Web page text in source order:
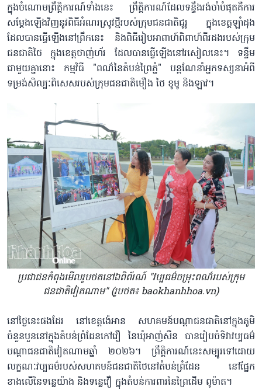
ក្នុងចំណោមព្រឹត្តិការណ៍ទាំងនេះ ព្រឹត្តិការណ៍ដែលទន្ទឹងរង់ចាំបំផុតគឺការ
សម្តែងឡើងវិញនូវពិធីអំណរស្រូវថ្មីរបស់ក្រុមជនជាតិជូរូ ក្នុងខេត្តឡាំដុង
ដែលបានធ្វើឡើងនៅព្រឹកនេះ និងពិធីរៀបអាពាហ៍ពិពាហ៍ពីរដងរបស់ក្រុម
ជនជាតិថៃ ក្នុងខេត្តថាញ់ហ័រ ដែលបានធ្វើឡើងនៅរសៀលនេះ។ ទន្ទឹម
ជាមួយគ្នានោះ កម្មវិធី "ពណ៌នៃតំបន់ព្រៃភ្នំ" បន្តណែនាំអ្នកទស្សនាអំពី
ទម្រង់សិល្បៈពិសេសរបស់ក្រុមជនជាតិមឿង ថៃ ខូមូ និងឡាវ។
ប្រជាជនកំពុងមើលរូបថតនៅឯពិព័រណ៍ "វប្បធម៌ចម្រុះពណ៌របស់ក្រុម
ជនជាតិវៀតណាម" (រូបថត៖ baokhanhhoa.vn)
នៅថ្ងៃនេះផងដែរ នៅខេត្តង៉េអាន សហគមន៍បណ្តាជនជាតិនៅក្នុងភូមិ
ចំនួនបួននៅក្នុងតំបន់ព្រំដែនកៅវឿ នៃឃុំអាញ់សឺន បានរៀបចំទិវាវប្បធម៌
បណ្តាជនជាតិវៀតណាមឆ្នាំ ២០២៦។ ព្រឹត្តិការណ៍នេះសម្បូរទៅដោយ
លក្ខណៈវប្បធម៌របស់សហគមន៍ជនជាតិថៃនៅតំបន់ព្រំដែន នៅផ្នែក
ខាងលើនៃទន្លេយ៉ាង និងទន្លេវឿ ក្នុងតំបន់ការពារនៃព្រៃដើម ពូម៉ាត។